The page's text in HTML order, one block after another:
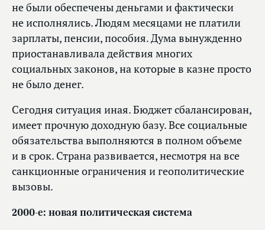
не были обеспечены деньгами и фактически
не исполнялись. Людям месяцами не платили
зарплаты, пенсии, пособия. Дума вынужденно
приостанавливала действия многих
социальных законов, на которые в казне просто
не было денег.
Сегодня ситуация иная. Бюджет сбалансирован,
имеет прочную доходную базу. Все социальные
обязательства выполняются в полном объеме
и в срок. Страна развивается, несмотря на все
санкционные ограничения и геополитические
вызовы.
2000-е: новая политическая система